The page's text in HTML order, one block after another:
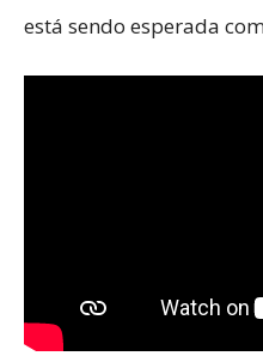
está sendo esperada